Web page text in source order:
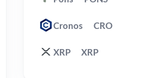
Cronos CRO
XRP XRP